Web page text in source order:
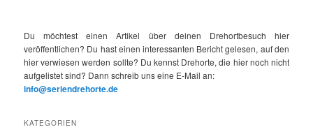
Du möchtest einen Artikel über deinen Drehortbesuch hier
veröffentlichen? Du hast einen interessanten Bericht gelesen, auf den
hier verwiesen werden sollte? Du kennst Drehorte, die hier noch nicht
aufgelistet sind? Dann schreib uns eine E-Mail an:
info@seriendrehorte.de
KATEGORIEN